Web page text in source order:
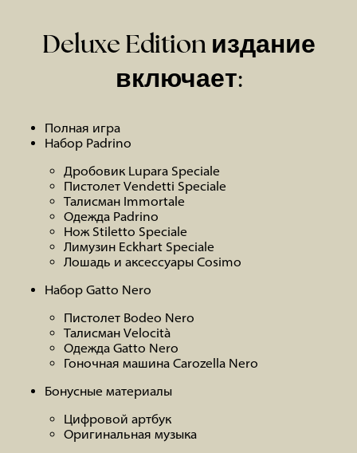
Deluxe Edition издание
включает:
Полная игра
Набор Padrino
Дробовик Lupara Speciale
Пистолет Vendetti Speciale
Талисман Immortale
Одежда Padrino
Нож Stiletto Speciale
Лимузин Eckhart Speciale
Лошадь и аксессуары Cosimo
Набор Gatto Nero
Пистолет Bodeo Nero
Талисман Velocità
Одежда Gatto Nero
Гоночная машина Carozella Nero
Бонусные материалы
Цифровой артбук
Оригинальная музыка